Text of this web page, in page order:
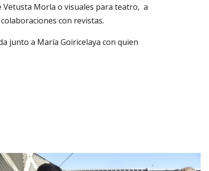
Vetusta Morla o visuales para teatro, a
con revistas.
junto a María Goiricelaya con quien